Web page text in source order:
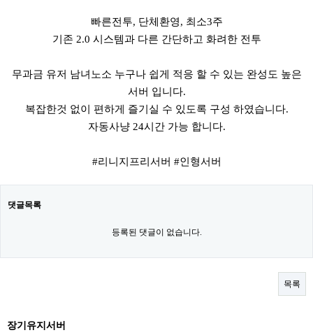
빠른전투, 단체환영, 최소3주
기존 2.0 시스템과 다른 간단하고 화려한 전투
무과금 유저 남녀노소 누구나 쉽게 적응 할 수 있는 완성도 높은
서버 입니다.
복잡한것 없이 편하게 즐기실 수 있도록 구성 하였습니다.
자동사냥 24시간 가능 합니다.
#리니지프리서버 #인형서버
댓글목록
등록된 댓글이 없습니다.
목록
장기유지서버